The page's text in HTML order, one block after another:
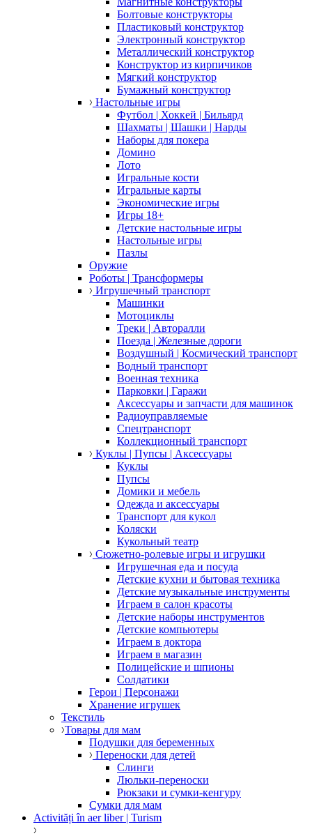
Болтовые конструкторы
Пластиковый конструктор
Электронный конструктор
Металлический конструктор
Конструктор из кирпичиков
Мягкий конструктор
Бумажный конструктор
Настольные игры
Футбол | Хоккей | Бильярд
Шахматы | Шашки | Нарды
Наборы для покера
Домино
Лото
Игральные кости
Игральные карты
Экономические игры
Игры 18+
Детские настольные игры
Настольные игры
Пазлы
Оружие
Роботы | Трансформеры
Игрушечный транспорт
Машинки
Мотоциклы
Треки | Авторалли
Поезда | Железные дороги
Воздушный | Космический транспорт
Водный транспорт
Военная техника
Парковки | Гаражи
Аксессуары и запчасти для машинок
Радиоуправляемые
Спецтранспорт
Коллекционный транспорт
Куклы | Пупсы | Аксессуары
Куклы
Пупсы
Домики и мебель
Одежда и аксессуары
Транспорт для кукол
Коляски
Кукольный театр
Сюжетно-ролевые игры и игрушки
Игрушечная еда и посуда
Детские кухни и бытовая техника
Детские музыкальные инструменты
Играем в салон красоты
Детские наборы инструментов
Детские компьютеры
Играем в доктора
Играем в магазин
Полицейские и шпионы
Солдатики
Герои | Персонажи
Хранение игрушек
Текстиль
Товары для мам
Подушки для беременных
Переноски для детей
Слинги
Люльки-переноски
Рюкзаки и сумки-кенгуру
Сумки для мам
Activități în aer liber | Turism